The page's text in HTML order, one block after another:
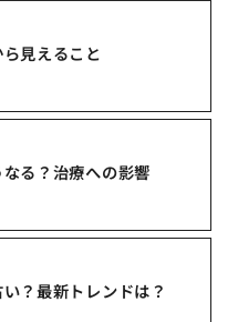
見えること
る？治療への影響
？最新トレンドは？